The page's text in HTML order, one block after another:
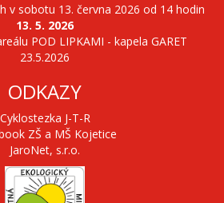
v sobotu 13. června 2026 od 14 hodin
13. 5. 2026
POD LIPKAMI - kapela GARET
23.5.2026
ODKAZY
Cyklostezka J-T-R
ZŠ a MŠ Kojetice
JaroNet, s.r.o.